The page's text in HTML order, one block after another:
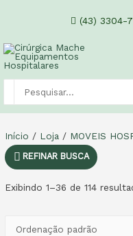
(43) 3304-
Início / Loja / MOVEIS
REFINAR BUSCA
Exibindo 1–36 de 114